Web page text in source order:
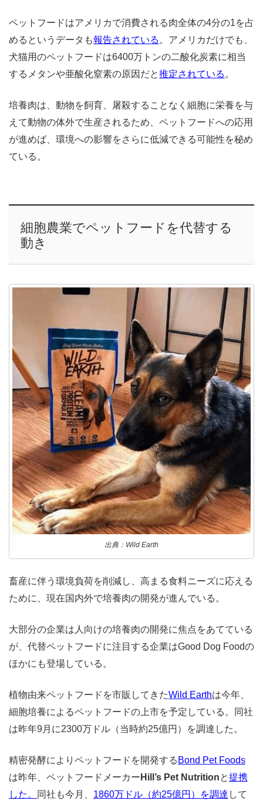
ペットフードはアメリカで消費される肉全体の4分の1を占
めるというデータも報告されている 。アメリカだけでも、
犬猫用のペットフードは6400万トンの二酸化炭素に相当
するメタンや亜酸化窒素の原因だと推定されている 。
培養肉は、動物を飼育、屠殺することなく細胞に栄養を与
えて動物の体外で生産されるため、ペットフードへの応用
が進めば、環境への影響をさらに低減できる可能性を秘め
ている。
細胞農業でペットフードを代替する
動き
出典：Wild Earth
畜産に伴う環境負荷を削減し、高まる食料ニーズに応える
ために、現在国内外で培養肉の開発が進んでいる。
大部分の企業は人向けの培養肉の開発に焦点をあてている
が、代替ペットフードに注目する企業はGood Dog Foodの
ほかにも登場している。
植物由来ペットフードを市販してきたWild Earthは今年、
細胞培養によるペットフードの上市を予定している。同社
は昨年9月に2300万ドル（当時約25億円）を調達した。
精密発酵によりペットフードを開発する Bond Pet Foods
は昨年、ペットフードメーカー Hill’s Pet Nutritionと提携
した。
同社も今月、 1860万ドル（約25億円）を調達 して